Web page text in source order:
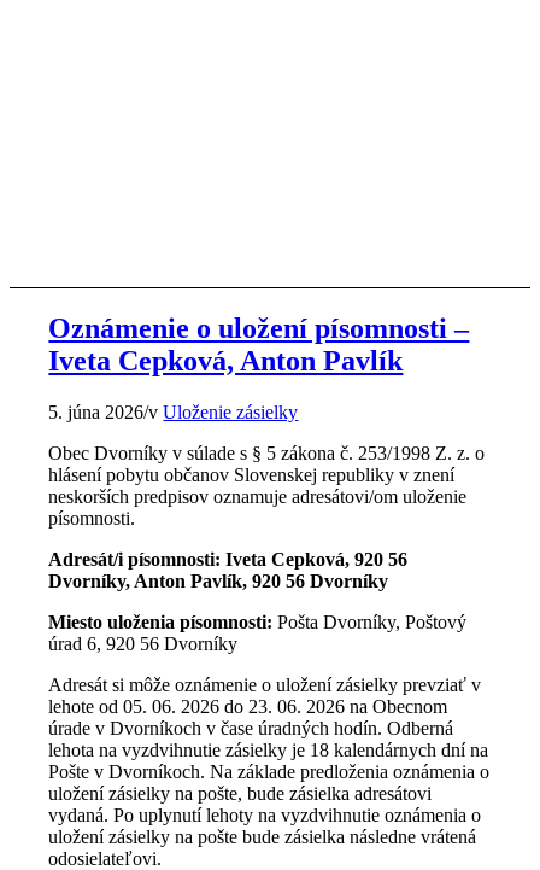
Oznámenie o uložení písomnosti –
Iveta Cepková, Anton Pavlík
5. júna 2026/vUloženie zásielky
Obec Dvorníky v súlade s § 5 zákona č. 253/1998 Z. z. o
hlásení pobytu občanov Slovenskej republiky v znení
neskorších predpisov oznamuje adresátovi/om uloženie
písomnosti.
Adresát/i písomnosti: Iveta Cepková, 920 56
Dvorníky, Anton Pavlík, 920 56 Dvorníky
Miesto uloženia písomnosti: Pošta Dvorníky, Poštový
úrad 6, 920 56 Dvorníky
Adresát si môže oznámenie o uložení zásielky prevziať v
lehote od 05. 06. 2026 do 23. 06. 2026 na Obecnom
úrade v Dvorníkoch v čase úradných hodín. Odberná
lehota na vyzdvihnutie zásielky je 18 kalendárnych dní na
Pošte v Dvorníkoch. Na základe predloženia oznámenia o
uložení zásielky na pošte, bude zásielka adresátovi
vydaná. Po uplynutí lehoty na vyzdvihnutie oznámenia o
uložení zásielky na pošte bude zásielka následne vrátená
odosielateľovi.